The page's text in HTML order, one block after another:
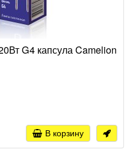
G4 капсула Camelion
В корзину